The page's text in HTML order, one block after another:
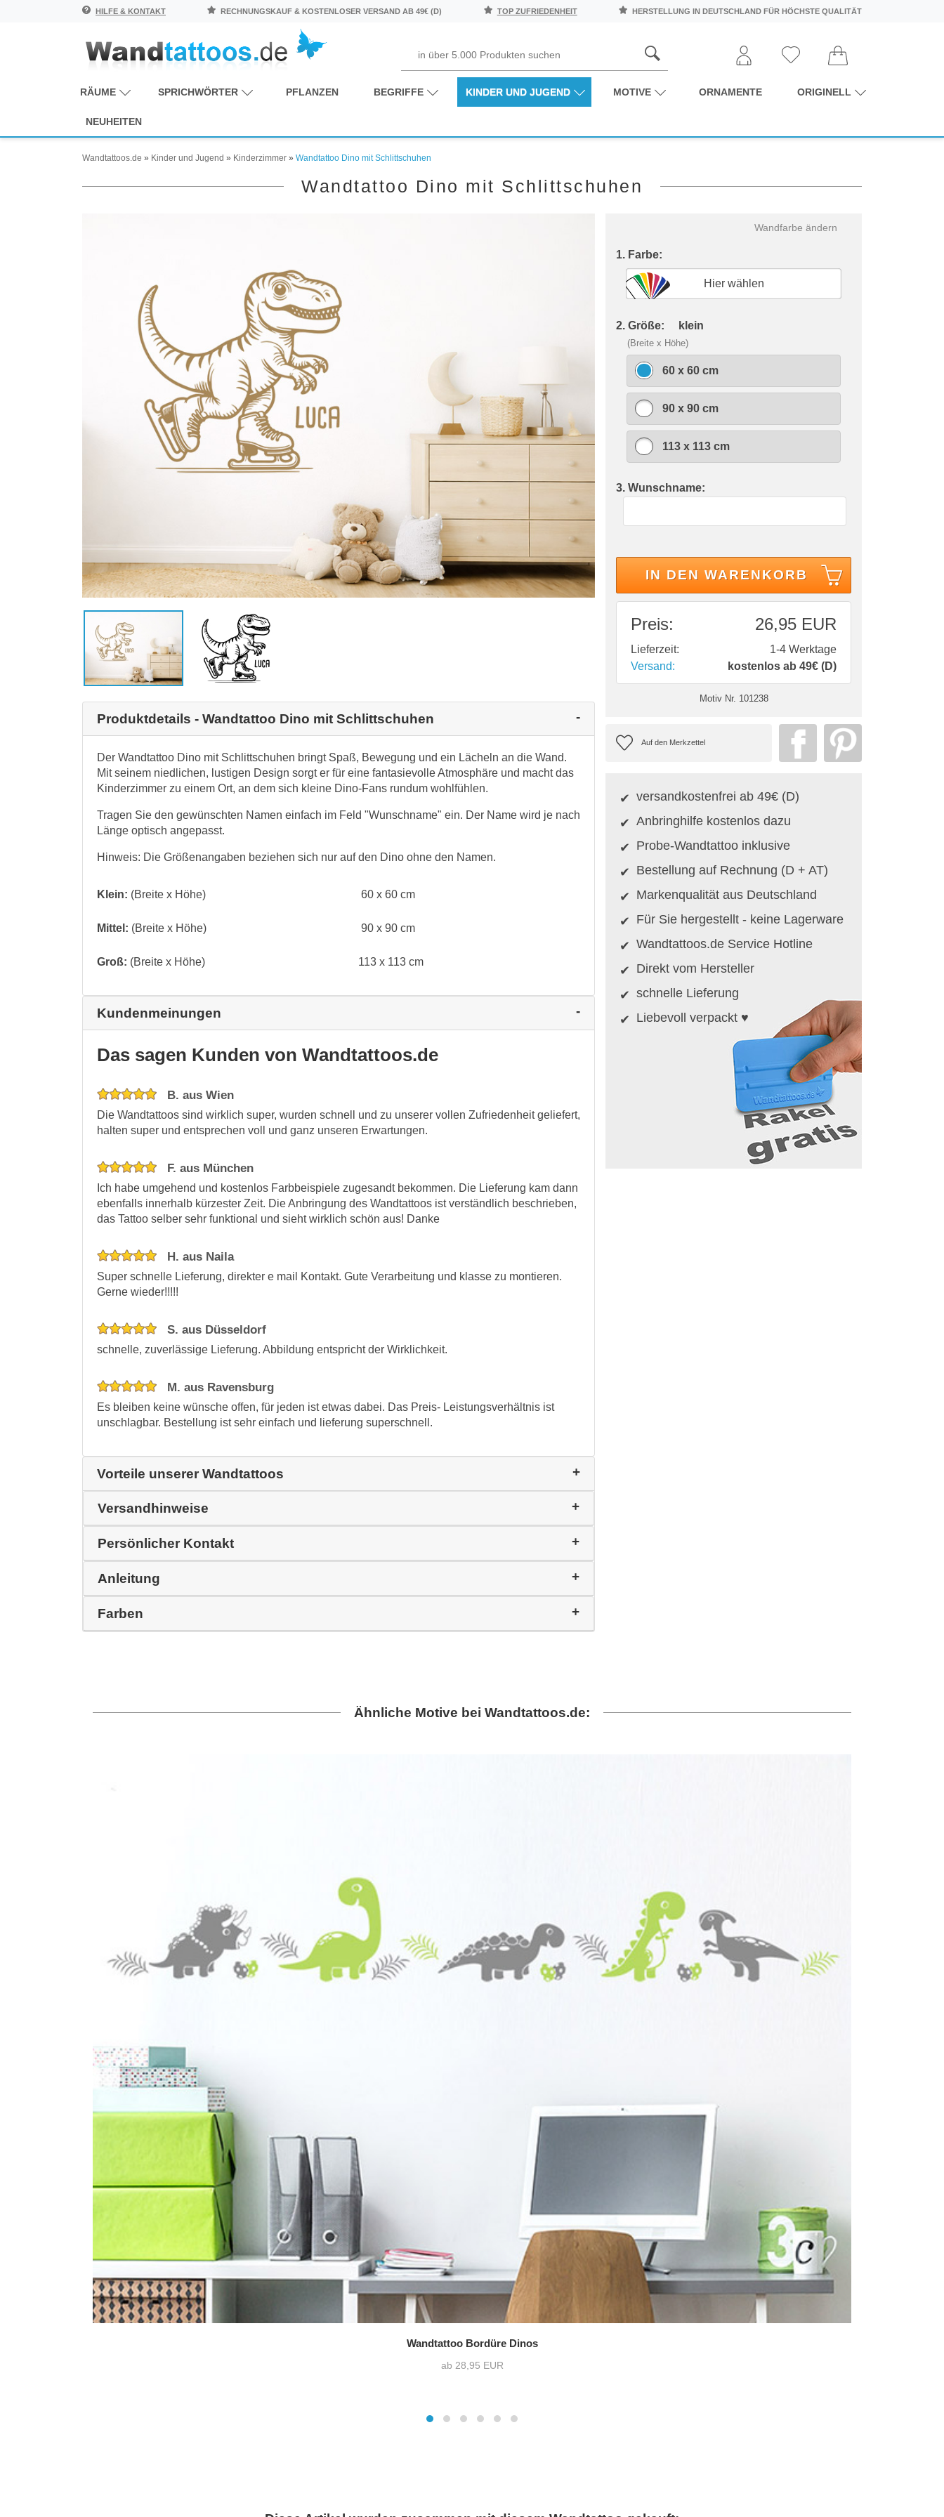
HILFE & KONTAKT RECHNUNGSKAUF & KOSTENLOSER VERSAND AB 49€ (D) TOP ZUFRIEDENHEIT HERSTELLUNG IN DEUTSCHLAND FÜR HÖCHSTE QUALITÄT
RÄUME SPRICHWÖRTER PFLANZEN BEGRIFFE KINDER UND JUGEND MOTIVE ORNAMENTE ORIGINELL
NEUHEITEN
Wandtattoos.de » Kinder und Jugend » Kinderzimmer » Wandtattoo Dino mit Schlittschuhen
Wandtattoo Dino mit Schlittschuhen
Produktdetails - Wandtattoo Dino mit Schlittschuhen
Der Wandtattoo Dino mit Schlittschuhen bringt Spaß, Bewegung und ein Lächeln an die Wand.
Mit seinem niedlichen, lustigen Design sorgt er für eine fantasievolle Atmosphäre und macht das
Kinderzimmer zu einem Ort, an dem sich kleine Dino-Fans rundum wohlfühlen.
Tragen Sie den gewünschten Namen einfach im Feld "Wunschname" ein. Der Name wird je nach
Länge optisch angepasst.
Hinweis: Die Größenangaben beziehen sich nur auf den Dino ohne den Namen.
Klein: (Breite x Höhe) 60 x 60 cm
Mittel: (Breite x Höhe) 90 x 90 cm
Groß: (Breite x Höhe) 113 x 113 cm
Kundenmeinungen
Das sagen Kunden von Wandtattoos.de
B. aus Wien
Die Wandtattoos sind wirklich super, wurden schnell und zu unserer vollen Zufriedenheit geliefert,
halten super und entsprechen voll und ganz unseren Erwartungen.
F. aus München
Ich habe umgehend und kostenlos Farbbeispiele zugesandt bekommen. Die Lieferung kam dann
ebenfalls innerhalb kürzester Zeit. Die Anbringung des Wandtattoos ist verständlich beschrieben,
das Tattoo selber sehr funktional und sieht wirklich schön aus! Danke
H. aus Naila
Super schnelle Lieferung, direkter e mail Kontakt. Gute Verarbeitung und klasse zu montieren.
Gerne wieder!!!!!
S. aus Düsseldorf
schnelle, zuverlässige Lieferung. Abbildung entspricht der Wirklichkeit.
M. aus Ravensburg
Es bleiben keine wünsche offen, für jeden ist etwas dabei. Das Preis- Leistungsverhältnis ist
unschlagbar. Bestellung ist sehr einfach und lieferung superschnell.
Vorteile unserer Wandtattoos
Versandhinweise
Persönlicher Kontakt
Anleitung
Farben
Wandfarbe ändern
1. Farbe:
Hier wählen
2. Größe: klein
(Breite x Höhe)
60 x 60 cm
90 x 90 cm
113 x 113 cm
3. Wunschname:
IN DEN WARENKORB
Preis: 26,95 EUR
Lieferzeit:
1-4 Werktage
Versand:
kostenlos ab 49€ (D)
Motiv Nr. 101238
versandkostenfrei ab 49€ (D)
Anbringhilfe kostenlos dazu
Probe-Wandtattoo inklusive
Bestellung auf Rechnung (D + AT)
Markenqualität aus Deutschland
Für Sie hergestellt - keine Lagerware
Wandtattoos.de Service Hotline
Direkt vom Hersteller
schnelle Lieferung
Liebevoll verpackt ♥
Ähnliche Motive bei Wandtattoos.de:
Wandtattoo Bordüre Dinos
ab 28,95 EUR